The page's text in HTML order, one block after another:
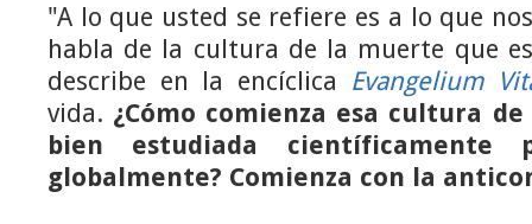
"A lo que usted se refiere es a lo que
habla de la cultura de la muerte que
describe en la encíclica Evangelium
vida. ¿Cómo comienza esa cultura
bien estudiada científicamente
globalmente? Comienza con la